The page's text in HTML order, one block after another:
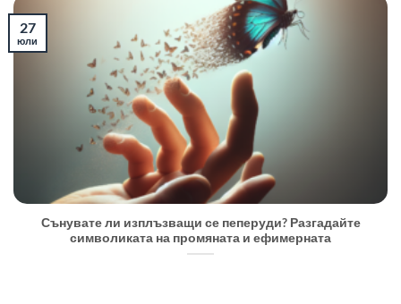
Сънувате ли изплъзващи се пеперуди? Разгадайте
символиката на промяната и ефимерната
27
юли